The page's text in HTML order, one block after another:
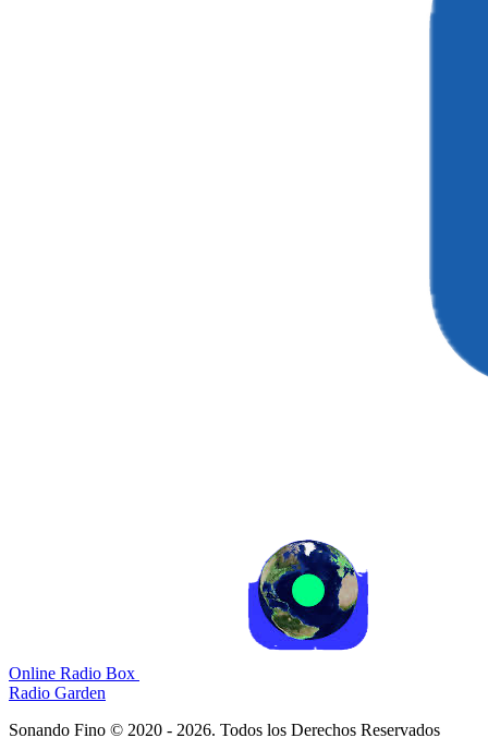
Online Radio Box
Radio Garden
Sonando Fino © 2020 - 2026. Todos los Derechos Reservados